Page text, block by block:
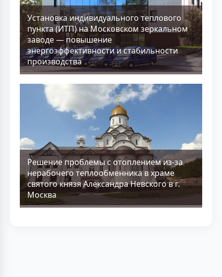
Установка индивидуального теплового
пункта (ИТП) на Московском зеркальном
заводе — повышение
энергоэффективности и стабильности
производства
Решение проблемы с отоплением из-за
нерабочего теплообменника в храме
святого князя Александра Невского в г.
Москва